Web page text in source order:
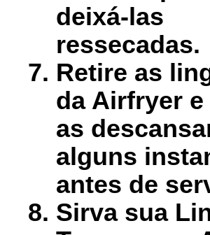
deixá-las
ressecadas.
Retire as
da Airfryer e
as
alguns
antes de
Sirva sua